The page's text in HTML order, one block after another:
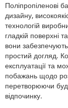
Поліпропіленові
дизайну,
технологій
гладкій поверхні
вони
простий догляд.
експлуатації та
побажань щодо
перетворюючи
відпочинку.